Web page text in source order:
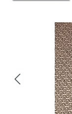
Bildergalerie